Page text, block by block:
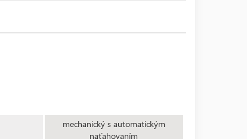
mechanický s automatickým
naťahovaním